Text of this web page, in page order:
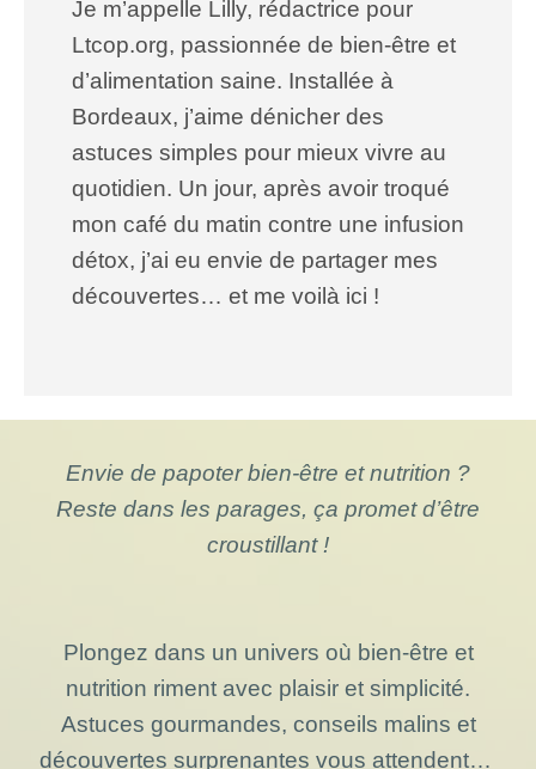
Je m’appelle Lilly, rédactrice pour
Ltcop.org, passionnée de bien-être et
d’alimentation saine. Installée à
Bordeaux, j’aime dénicher des
astuces simples pour mieux vivre au
quotidien. Un jour, après avoir troqué
mon café du matin contre une infusion
détox, j’ai eu envie de partager mes
découvertes… et me voilà ici !
Envie de papoter bien-être et nutrition ?
Reste dans les parages, ça promet d’être
croustillant !
Plongez dans un univers où bien-être et
nutrition riment avec plaisir et simplicité.
Astuces gourmandes, conseils malins et
découvertes surprenantes vous attendent…